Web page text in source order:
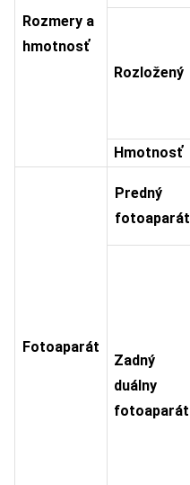
Rozmery a
hmotnosť
Rozložený
Hmotnosť
Fotoaparát
Predný
fotoaparát
Zadný
duálny
fotoaparát